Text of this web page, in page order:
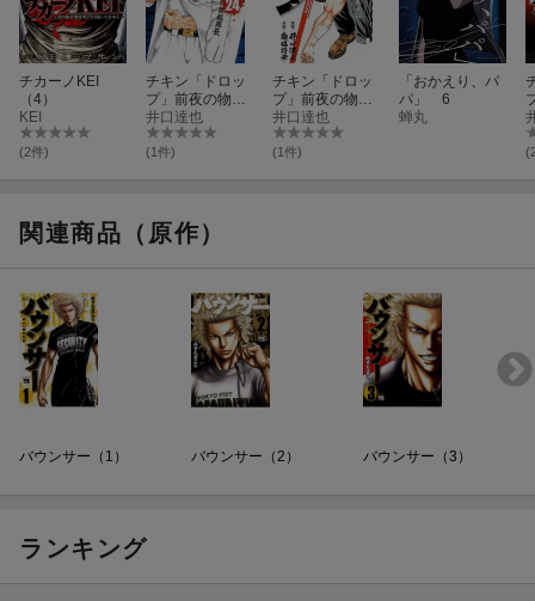
チカーノKEI
（4）
KEI
(2件)
チキン「ドロッ
プ」前夜の物語
（24）
井口達也
(1件)
チキン「ドロッ
プ」前夜の物語
（25）
井口達也
(1件)
「おかえり、パ
パ」 6
蝉丸
関連商品（原作）
バウンサー（1） バウンサー（2） バウンサー（3）
ランキング